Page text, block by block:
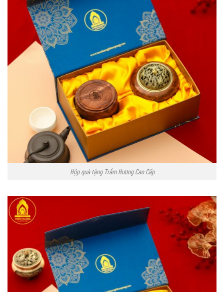
Hộp quà tặng Trầm Hương Cao Cấp